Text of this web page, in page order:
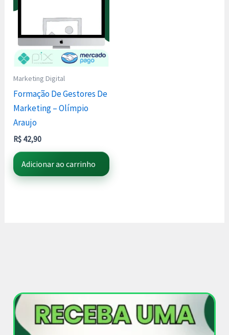
Marketing Digital
Formação De Gestores De
Marketing – Olímpio
Araujo
R$ 42,90
Adicionar ao carrinho